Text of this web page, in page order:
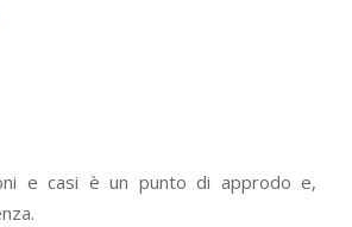
e casi è un punto di approdo e,